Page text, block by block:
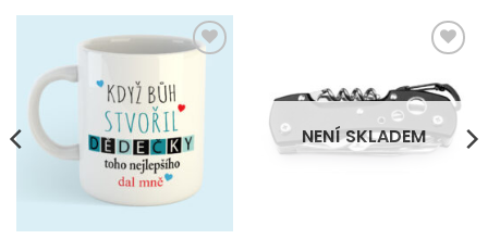
Wishlist
Wishlist
NENÍ SKLADEM